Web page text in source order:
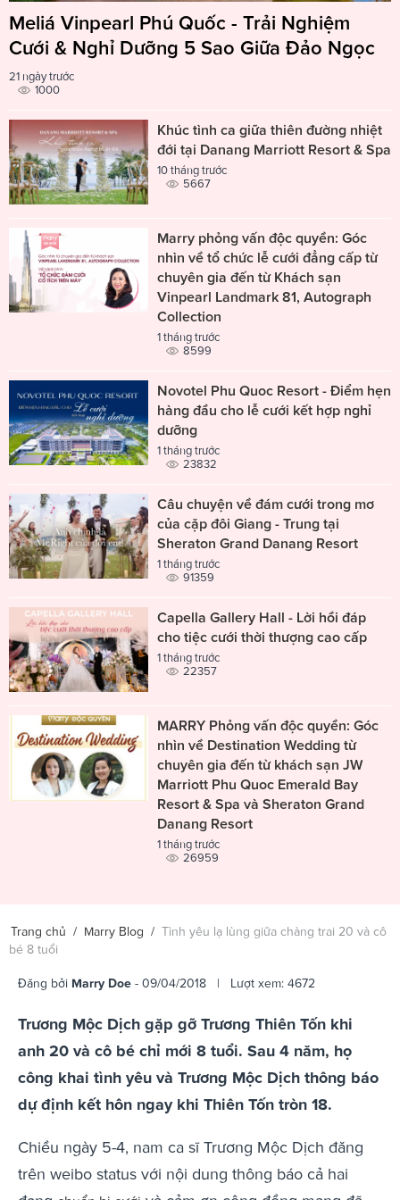
Meliá Vinpearl Phú Quốc - Trải Nghiệm
Cưới & Nghỉ Dưỡng 5 Sao Giữa Đảo Ngọc
21 ngày trước
1000
Khúc tình ca giữa thiên đường nhiệt
đới tại Danang Marriott Resort & Spa
10 tháng trước
5667
Marry phỏng vấn độc quyền: Góc
nhìn về tổ chức lễ cưới đẳng cấp từ
chuyên gia đến từ Khách sạn
Vinpearl Landmark 81, Autograph
Collection
1 tháng trước
8599
Novotel Phu Quoc Resort - Điểm hẹn
hàng đầu cho lễ cưới kết hợp nghỉ
dưỡng
1 tháng trước
23832
Câu chuyện về đám cưới trong mơ
của cặp đôi Giang - Trung tại
Sheraton Grand Danang Resort
1 tháng trước
91359
Capella Gallery Hall - Lời hồi đáp
cho tiệc cưới thời thượng cao cấp
1 tháng trước
22357
MARRY Phỏng vấn độc quyền: Góc
nhìn về Destination Wedding từ
chuyên gia đến từ khách sạn JW
Marriott Phu Quoc Emerald Bay
Resort & Spa và Sheraton Grand
Danang Resort
1 tháng trước
26959
Trang chủ / Marry Blog / Tình yêu lạ lùng giữa chàng trai 20 và cô
bé 8 tuổi
Đăng bởi Marry Doe - 09/04/2018 | Lượt xem: 4672
Trương Mộc Dịch gặp gỡ Trương Thiên Tốn khi
anh 20 và cô bé chỉ mới 8 tuổi. Sau 4 năm, họ
công khai tình yêu và Trương Mộc Dịch thông báo
dự định kết hôn ngay khi Thiên Tốn tròn 18.
Chiều ngày 5-4, nam ca sĩ Trương Mộc Dịch đăng
trên weibo status với nội dung thông báo cả hai